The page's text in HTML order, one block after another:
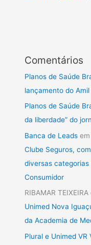
Comentários
Planos de Saúde
lançamento do
Planos de Saúde
da liberdade” do
Banca de Leads em
Clube Seguros,
diversas
Consumidor
RIBAMAR TEIXEIRA
Unimed Nova
da Academia de
Plural e Unimed VR